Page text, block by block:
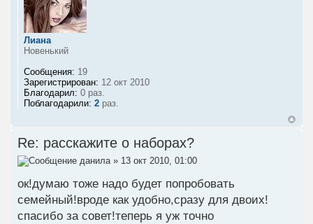
Лиана
Новенький
Сообщения: 19
Зарегистрирован: 12 окт 2010
Благодарил: 0 раз.
Поблагодарили: 2 раз.
Re: расскажите о наборах?
данила » 13 окт 2010, 01:00
ок!думаю тоже надо будет попробовать
семейный!вроде как удобно,сразу для двоих!
спасибо за совет!теперь я уж точно